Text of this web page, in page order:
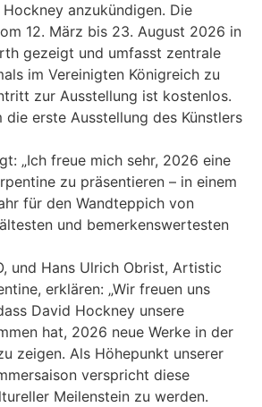
anzukündigen. Die
12. März bis 23. August 2026 in
gezeigt und umfasst zentrale
im Vereinigten Königreich zu
zur Ausstellung ist kostenlos.
die erste Ausstellung des Künstlers
„Ich freue mich sehr, 2026 eine
zu präsentieren – in einem
für den Wandteppich von
und bemerkenswertesten
und Hans Ulrich Obrist, Artistic
erklären: „Wir freuen uns
David Hockney unsere
hat, 2026 neue Werke in der
zeigen. Als Höhepunkt unserer
verspricht diese
Meilenstein zu werden.